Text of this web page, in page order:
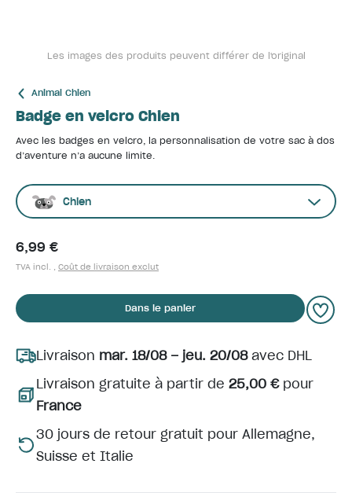
Les images des produits peuvent différer de l'original
Animal Chien
Badge en velcro Chien
Avec les badges en velcro, la personnalisation de votre sac à dos
d’aventure n’a aucune limite.
Chien
6,99 €
TVA incl. , Coût de livraison exclut
Dans le panier
Livraison mar. 18/08 – jeu. 20/08avec DHL
Livraison gratuite à partir de 25,00 €pour
France
30 jours de retour gratuit pour Allemagne,
Suisse et Italie